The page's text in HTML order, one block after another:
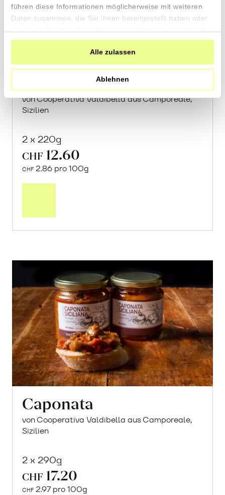
führen diese Informationen möglicherweise mit weiteren
Daten zusammen, die Sie ihnen bereitgestellt haben oder
haben.
Alle zulassen
Ablehnen
«Sultano» Hummus mit
Mandelmus
von Cooperativa Valdibella aus Camporeale,
Sizilien
2 x 220g
CHF 12.60
CHF 2.86 pro 100g
Caponata
von Cooperativa Valdibella aus Camporeale,
Sizilien
2 x 290g
CHF 17.20
CHF 2.97 pro 100g